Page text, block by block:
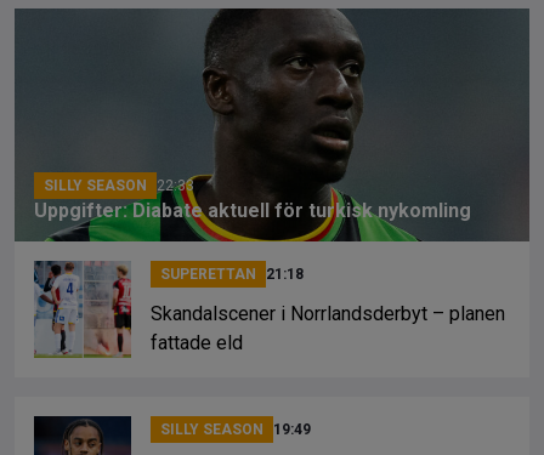
b
o
d
s
Li
n
k
SILLY SEASON 22:33
Uppgifter: Diabate aktuell för turkisk nykomling
SUPERETTAN 21:18
Skandalscener i Norrlandsderbyt – planen
fattade eld
SILLY SEASON 19:49